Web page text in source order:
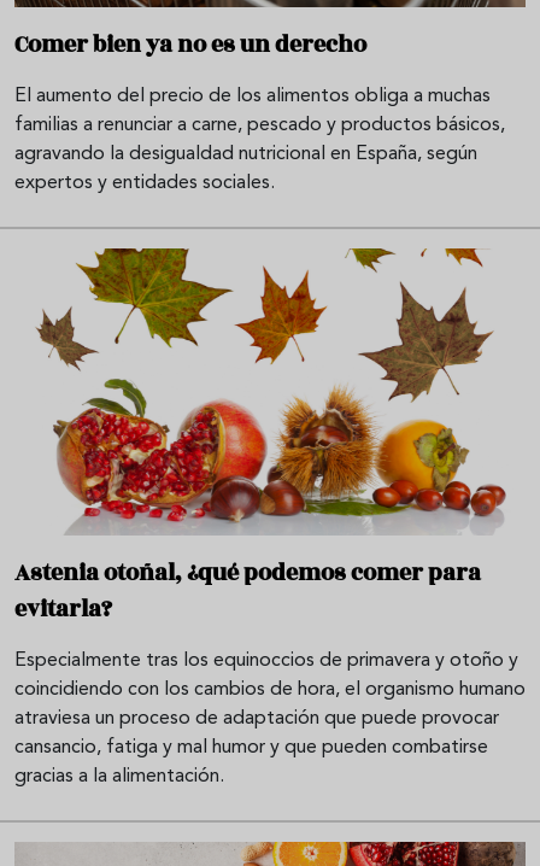
Comer bien ya no es un derecho
El aumento del precio de los alimentos obliga a muchas
familias a renunciar a carne, pescado y productos básicos,
agravando la desigualdad nutricional en España, según
expertos y entidades sociales.
Astenia otoñal, ¿qué podemos comer para
evitarla?
Especialmente tras los equinoccios de primavera y otoño y
coincidiendo con los cambios de hora, el organismo humano
atraviesa un proceso de adaptación que puede provocar
cansancio, fatiga y mal humor y que pueden combatirse
gracias a la alimentación.